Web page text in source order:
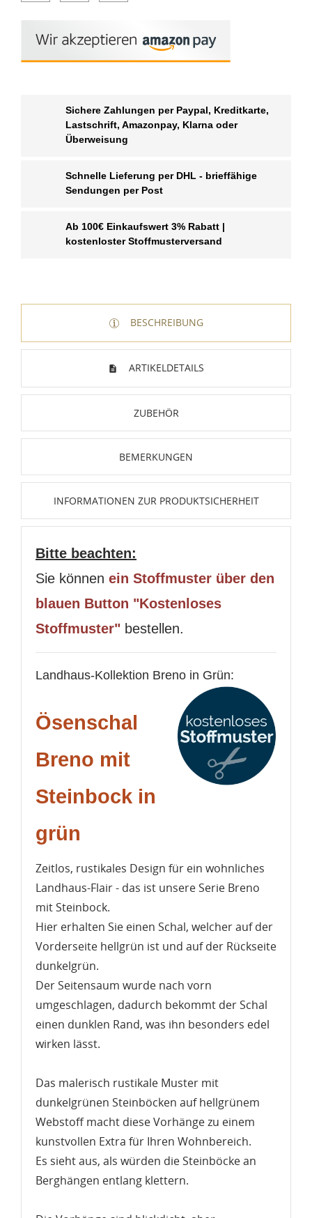
Sichere Zahlungen per Paypal, Kreditkarte,
Lastschrift, Amazonpay, Klarna oder
Überweisung
Schnelle Lieferung per DHL - brieffähige
Sendungen per Post
Ab 100€ Einkaufswert 3% Rabatt |
kostenloster Stoffmusterversand
BESCHREIBUNG
ARTIKELDETAILS
ZUBEHÖR
BEMERKUNGEN
INFORMATIONEN ZUR PRODUKTSICHERHEIT
Bitte beachten:
Sie können ein Stoffmuster über den
blauen Button "Kostenloses
Stoffmuster" bestellen.
Landhaus-Kollektion Breno in Grün:
Ösenschal
Breno mit
Steinbock in
grün
Zeitlos, rustikales Design für ein wohnliches
Landhaus-Flair - das ist unsere Serie Breno
mit Steinbock.
Hier erhalten Sie einen Schal, welcher auf der
Vorderseite hellgrün ist und auf der Rückseite
dunkelgrün.
Der Seitensaum wurde nach vorn
umgeschlagen, dadurch bekommt der Schal
einen dunklen Rand, was ihn besonders edel
wirken lässt.
Das malerisch rustikale Muster mit
dunkelgrünen Steinböcken auf hellgrünem
Webstoff macht diese Vorhänge zu einem
kunstvollen Extra für Ihren Wohnbereich.
Es sieht aus, als würden die Steinböcke an
Berghängen entlang klettern.